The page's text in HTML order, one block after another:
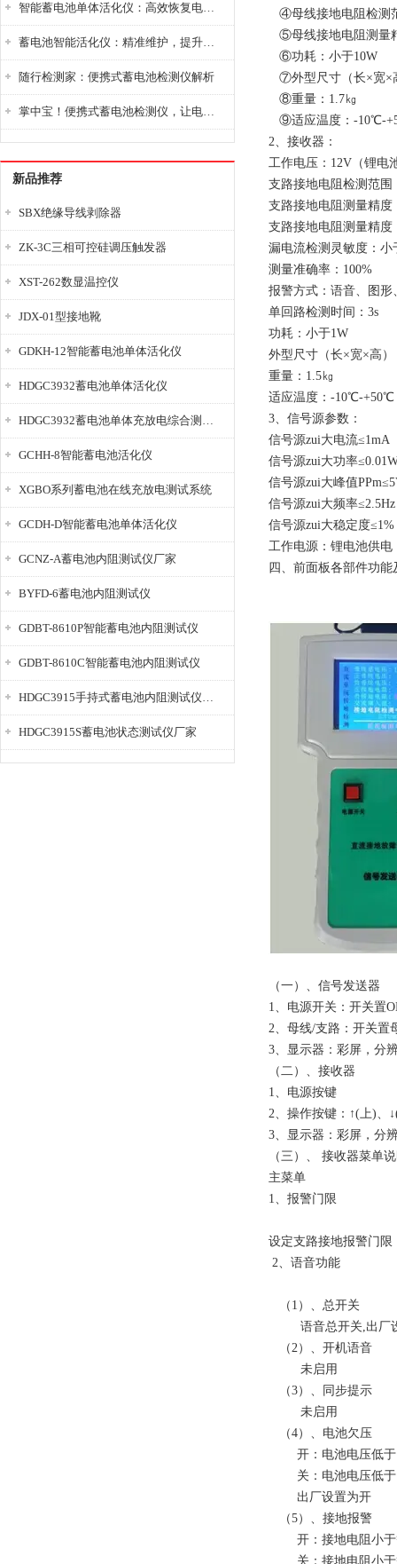
智能蓄电池单体活化仪：高效恢复电池性能，延长蓄电池使用寿命
蓄电池智能活化仪：精准维护，提升电池健康状态
随行检测家：便携式蓄电池检测仪解析
掌中宝！便携式蓄电池检测仪，让电池检测变得简单又快捷！
新品推荐
SBX绝缘导线剥除器
ZK-3C三相可控硅调压触发器
XST-262数显温控仪
JDX-01型接地靴
GDKH-12智能蓄电池单体活化仪
HDGC3932蓄电池单体活化仪
HDGC3932蓄电池单体充放电综合测试仪
GCHH-8智能蓄电池活化仪
XGBO系列蓄电池在线充放电测试系统
GCDH-D智能蓄电池单体活化仪
GCNZ-A蓄电池内阻测试仪厂家
BYFD-6蓄电池内阻测试仪
GDBT-8610P智能蓄电池内阻测试仪
GDBT-8610C智能蓄电池内阻测试仪
HDGC3915手持式蓄电池内阻测试仪厂家
HDGC3915S蓄电池状态测试仪厂家
④母线接地电阻检测
⑤母线接地电阻测量
⑥功耗：小于10W
⑦外型尺寸（长×宽×
⑧重量：1.7㎏
⑨适应温度：-10℃-
2、接收器：
工作电压：12V（锂电
支路接地电阻检测范围
支路接地电阻测量精度
支路接地电阻测量精
漏电流检测灵敏度：小
测量准确率：100%
报警方式：语音、图形
单回路检测时间：3s
功耗：小于1W
外型尺寸（长×宽×高）
重量：1.5㎏
适应温度：-10℃-+50℃
3、信号源参数：
信号源zui大电流≤1mA
信号源zui大功率
信号源zui大峰值
信号源zui大频率≤2.5Hz
信号源zui大稳定度≤1%
工作电源：锂电池供电
四、前面板各部件功能
（一）、信号发送器
1、电源开关：开关置
2、母线/支路：开关置
3、显示器：彩屏，分
（二）、接
1、电源按键
2、操作按键：↑(上)
3、显示器：彩屏，分
（三）、 接收器菜单
主菜单
1、报警门限
设定支路接地报警门
2、语音功能
（1）、总开关
语音总开关,出厂
（2）、开机语音
未启用
（3）、同步提示
未启用
（4）、电池欠压
开：电池电压低于
关：电池电压低于
出厂设置为开
（5）、接地报警
开：接地电阻小于
关：接地电阻小于